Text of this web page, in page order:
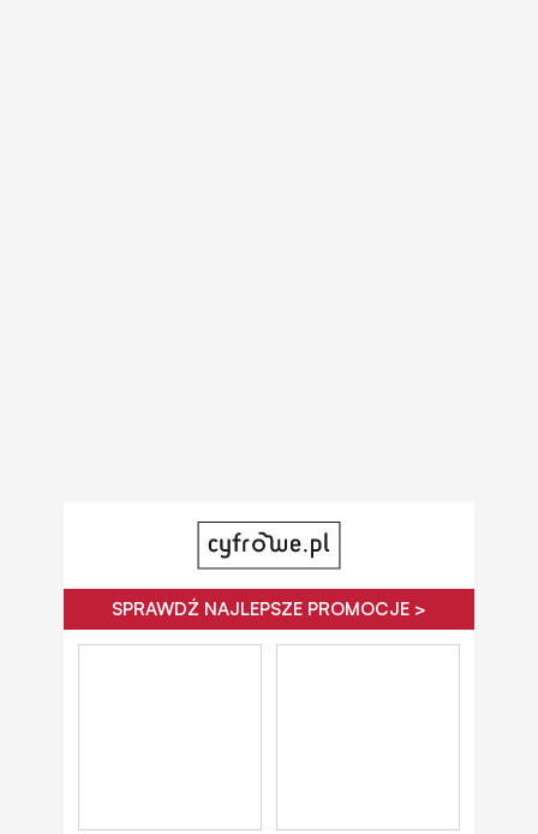
SPRAWDŹ NAJLEPSZE PROMOCJE >